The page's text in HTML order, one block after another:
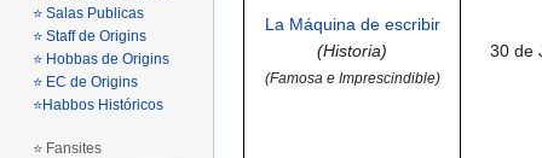
La Máquina de escribir
(Historia)
(Famosa e Imprescindible)
30 de
⭐ Salas Publicas
⭐ Staff de Origins
⭐ Hobbas de Origins
⭐ EC de Origins
⭐Habbos Históricos
⭐ Fansites